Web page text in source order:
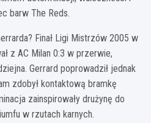
barw The Reds.
Finał Ligi Mistrzów 2005 w
z AC Milan 0:3 w przerwie,
Gerrard poprowadził jednak
zdobył kontaktową bramkę
zainspirowały drużynę do
w rzutach karnych.